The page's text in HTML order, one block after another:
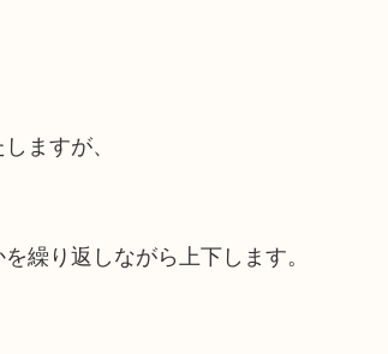
ますが、
繰り返しながら上下します。